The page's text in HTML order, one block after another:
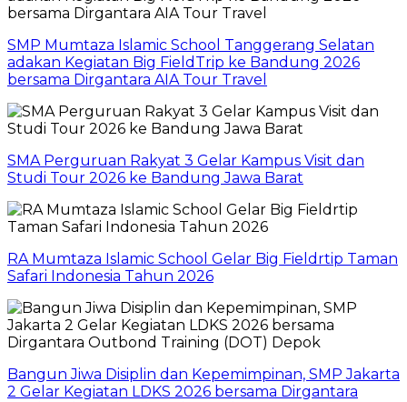
SMP Mumtaza Islamic School Tanggerang Selatan
adakan Kegiatan Big FieldTrip ke Bandung 2026
bersama Dirgantara AIA Tour Travel
SMA Perguruan Rakyat 3 Gelar Kampus Visit dan
Studi Tour 2026 ke Bandung Jawa Barat
RA Mumtaza Islamic School Gelar Big Fieldrtip Taman
Safari Indonesia Tahun 2026
Bangun Jiwa Disiplin dan Kepemimpinan, SMP Jakarta
2 Gelar Kegiatan LDKS 2026 bersama Dirgantara